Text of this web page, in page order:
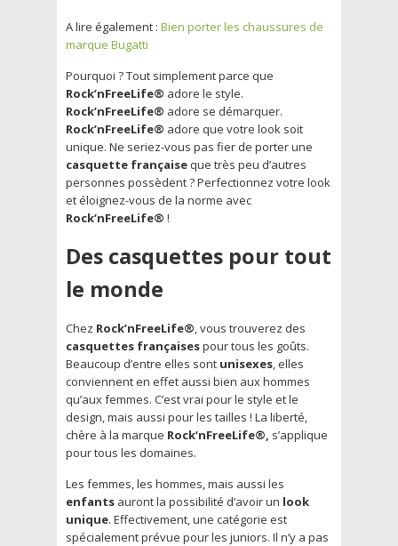
A lire également : Bien porter les chaussures de
marque Bugatti
Pourquoi ? Tout simplement parce que
Rock’nFreeLife® adore le style.
Rock’nFreeLife® adore se démarquer.
Rock’nFreeLife® adore que votre look soit
unique. Ne seriez-vous pas fier de porter une
casquette françaiseque très peu d’autres
personnes possèdent ? Perfectionnez votre look
et éloignez-vous de la norme avec
Rock’nFreeLife® !
Des casquettes pour tout
le monde
Chez Rock’nFreeLife®, vous trouverez des
casquettes françaisespour tous les goûts.
Beaucoup d’entre elles sont unisexes, elles
conviennent en effet aussi bien aux hommes
qu’aux femmes. C’est vrai pour le style et le
design, mais aussi pour les tailles ! La liberté,
chère à la marque Rock’nFreeLife®, s’applique
pour tous les domaines.
Les femmes, les hommes, mais aussi les
enfants auront la possibilité d’avoir un look
unique. Effectivement, une catégorie est
spécialement prévue pour les juniors. Il n’y a pas